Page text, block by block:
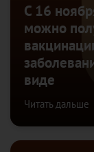
С 16
можно
виде
Читать